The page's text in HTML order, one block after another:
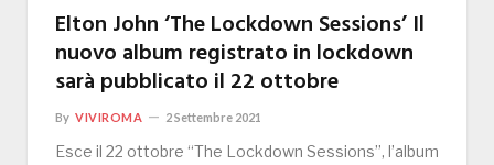
Elton John ‘The Lockdown Sessions’ Il
nuovo album registrato in lockdown
sarà pubblicato il 22 ottobre
By VIVIROMA 2 Settembre 2021
Esce il 22 ottobre “The Lockdown Sessions”, l’album